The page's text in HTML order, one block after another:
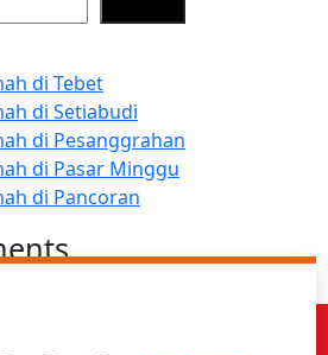
di Tebet
di Setiabudi
di Pesanggrahan
di Pasar Minggu
di Pancoran